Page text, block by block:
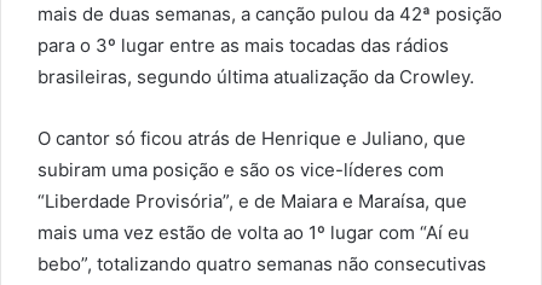
mais de duas semanas, a canção pulou da 42ª posição
para o 3º lugar entre as mais tocadas das rádios
brasileiras, segundo última atualização da Crowley.
O cantor só ficou atrás de Henrique e Juliano, que
subiram uma posição e são os vice-líderes com
“Liberdade Provisória”, e de Maiara e Maraísa, que
mais uma vez estão de volta ao 1º lugar com “Aí eu
bebo”, totalizando quatro semanas não consecutivas